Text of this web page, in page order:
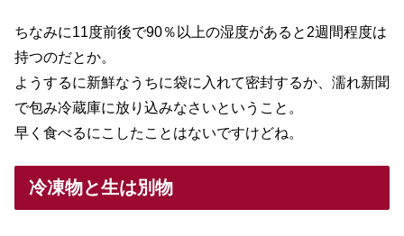
ちなみに11度前後で90％以上の湿度があると2週間程度は
持つのだとか。
ようするに新鮮なうちに袋に入れて密封するか、濡れ新聞
で包み冷蔵庫に放り込みなさいということ。
早く食べるにこしたことはないですけどね。
冷凍物と生は別物